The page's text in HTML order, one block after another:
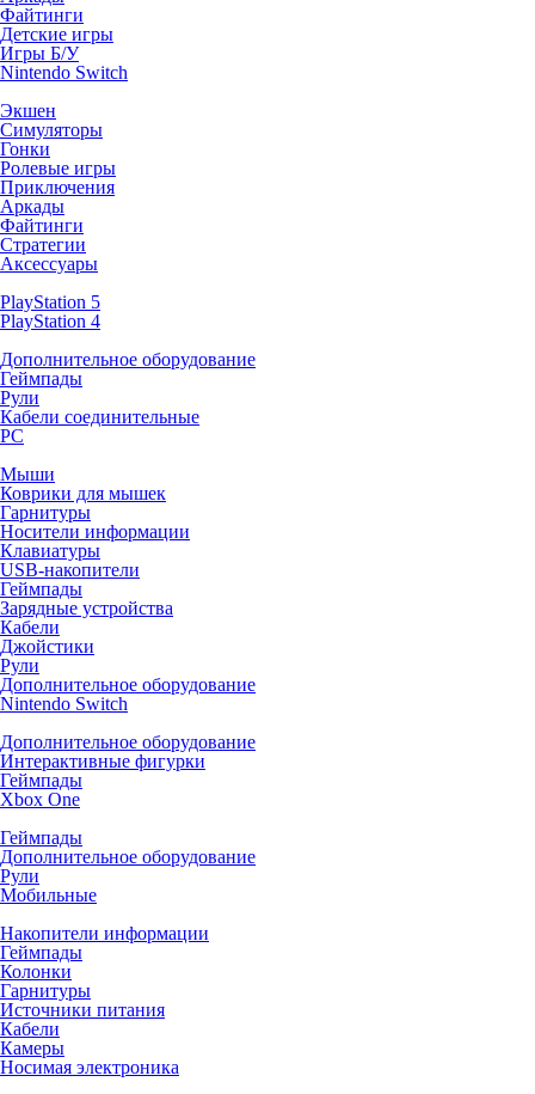
Файтинги
Детские игры
Игры Б/У
Nintendo Switch
Экшен
Симуляторы
Гонки
Ролевые игры
Приключения
Аркады
Файтинги
Стратегии
Аксессуары
PlayStation 5
PlayStation 4
Дополнительное оборудование
Геймпады
Рули
Кабели соединительные
PC
Мыши
Коврики для мышек
Гарнитуры
Носители информации
Клавиатуры
USB-накопители
Геймпады
Зарядные устройства
Кабели
Джойстики
Рули
Дополнительное оборудование
Nintendo Switch
Дополнительное оборудование
Интерактивные фигурки
Геймпады
Xbox One
Геймпады
Дополнительное оборудование
Рули
Мобильные
Накопители информации
Геймпады
Колонки
Гарнитуры
Источники питания
Кабели
Камеры
Носимая электроника